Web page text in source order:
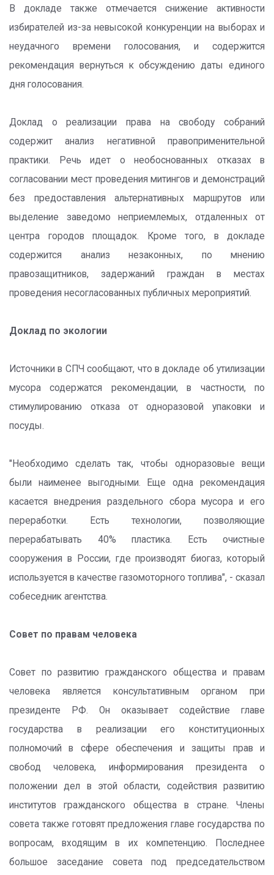
В докладе также отмечается снижение активности
избирателей из-за невысокой конкуренции на выборах и
неудачного времени голосования, и содержится
рекомендация вернуться к обсуждению даты единого
дня голосования.
Доклад о реализации права на свободу собраний
содержит анализ негативной правоприменительной
практики. Речь идет о необоснованных отказах в
согласовании мест проведения митингов и демонстраций
без предоставления альтернативных маршрутов или
выделение заведомо неприемлемых, отдаленных от
центра городов площадок. Кроме того, в докладе
содержится анализ незаконных, по мнению
правозащитников, задержаний граждан в местах
проведения несогласованных публичных мероприятий.
Доклад по экологии
Источники в СПЧ сообщают, что в докладе об утилизации
мусора содержатся рекомендации, в частности, по
стимулированию отказа от одноразовой упаковки и
посуды.
"Необходимо сделать так, чтобы одноразовые вещи
были наименее выгодными. Еще одна рекомендация
касается внедрения раздельного сбора мусора и его
переработки. Есть технологии, позволяющие
перерабатывать 40% пластика. Есть очистные
сооружения в России, где производят биогаз, который
используется в качестве газомоторного топлива", - сказал
собеседник агентства.
Совет по правам человека
Совет по развитию гражданского общества и правам
человека является консультативным органом при
президенте РФ. Он оказывает содействие главе
государства в реализации его конституционных
полномочий в сфере обеспечения и защиты прав и
свобод человека, информирования президента о
положении дел в этой области, содействия развитию
институтов гражданского общества в стране. Члены
совета также готовят предложения главе государства по
вопросам, входящим в их компетенцию. Последнее
большое заседание совета под председательством